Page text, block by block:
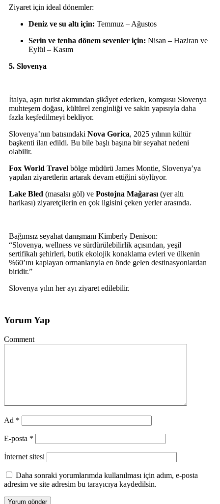
Ziyaret için ideal dönemler:
Deniz ve su altı için: Temmuz – Ağustos
Serin ve tenha dönem sevenler için: Nisan – Haziran ve
Eylül – Kasım
5. Slovenya
İtalya, aşırı turist akımından şikâyet ederken, komşusu Slovenya
muhteşem doğası, kültürel zenginliği ve sakin yapısıyla daha
fazla keşfedilmeyi bekliyor.
Slovenya’nın batısındaki Nova Gorica, 2025 yılının kültür
başkenti ilan edildi. Bu bile başlı başına bir seyahat nedeni
olabilir.
Fox World Travel bölge müdürü James Montie, Slovenya’ya
yapılan ziyaretlerin artarak devam ettiğini söylüyor.
Lake Bled (masalsı göl) ve Postojna Mağarası(yer altı
harikası) ziyaretçilerin en çok ilgisini çeken yerler arasında.
Bağımsız seyahat danışmanı Kimberly Denison:
“Slovenya, wellness ve sürdürülebilirlik açısından, yeşil
sertifikalı şehirleri, butik ekolojik konaklama evleri ve ülkenin
%60’ını kaplayan ormanlarıyla en önde gelen destinasyonlardan
biridir.”
Slovenya yılın her ayı ziyaret edilebilir.
Yorum Yap
Comment
Ad *
E-posta *
İnternet sitesi
Daha sonraki yorumlarımda kullanılması için adım, e-posta
adresim ve site adresim bu tarayıcıya kaydedilsin.